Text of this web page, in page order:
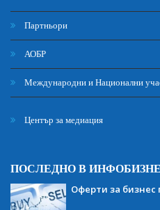
Партньори
АОБР
Международни и Национални
Център за медиация
ПОСЛЕДНО В
Оферти за бизнес